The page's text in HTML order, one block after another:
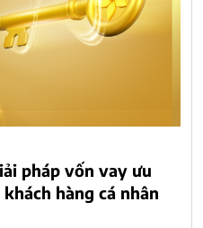
pháp vốn vay ưu
hàng cá nhân